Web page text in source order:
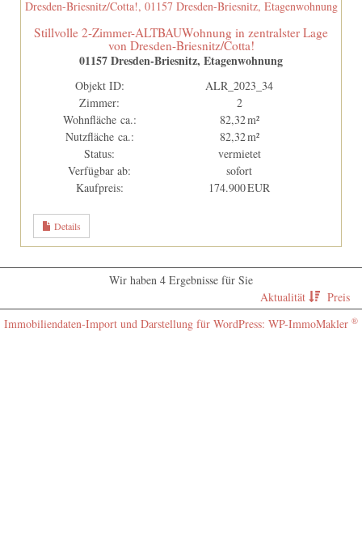
Stillvolle 2-Zimmer-ALTBAUWohnung in zentralster Lage
von Dresden-Briesnitz/Cotta!
01157 Dresden-Briesnitz, Etagenwohnung
Objekt ID:
ALR_2023_34
Zimmer:
2
Wohnfläche ca.:
82,32 m²
Nutzfläche ca.:
82,32 m²
Status:
vermietet
Verfügbar ab:
sofort
Kaufpreis:
174.900 EUR
Details
Wir haben 4 Ergebnisse für Sie
Aktualität
Preis
Immobiliendaten-Import und Darstellung für WordPress: WP-ImmoMakler ®